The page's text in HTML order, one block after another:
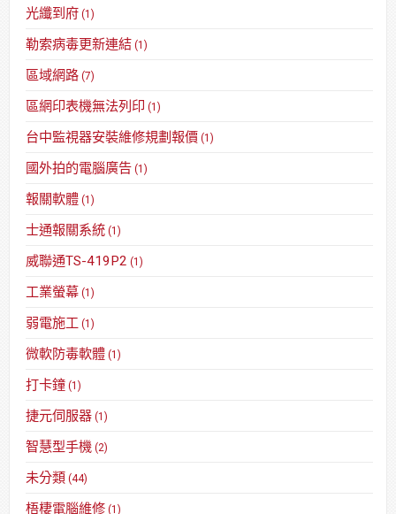
光纖到府 (1)
勒索病毒更新連結 (1)
區域網路 (7)
區網印表機無法列印 (1)
台中監視器安裝維修規劃報價 (1)
國外拍的電腦廣告 (1)
報關軟體 (1)
士通報關系統 (1)
威聯通TS-419P2 (1)
工業螢幕 (1)
弱電施工 (1)
微軟防毒軟體 (1)
打卡鐘 (1)
捷元伺服器 (1)
智慧型手機 (2)
未分類 (44)
梧棲電腦維修 (1)